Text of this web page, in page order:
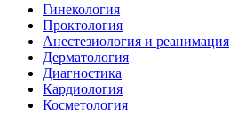
Гинекология
Проктология
Анестезиология и реанимация
Дерматология
Диагностика
Кардиология
Косметология